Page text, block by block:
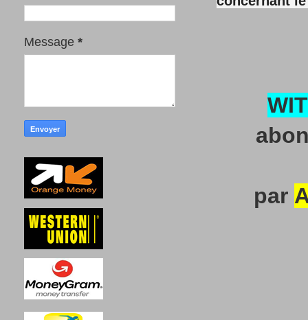
par
Message *